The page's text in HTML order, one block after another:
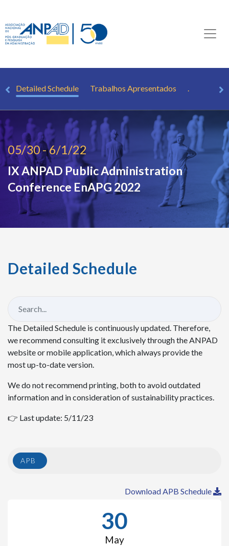
Detailed Schedule Trabalhos Apresentados .
05/30 - 6/1/22
IX ANPAD Public Administration
Conference EnAPG 2022
Detailed Schedule
The Detailed Schedule is continuously updated. Therefore,
we recommend consulting it exclusively through the ANPAD
website or mobile application, which always provide the
most up-to-date version.
We do not recommend printing, both to avoid outdated
information and in consideration of sustainability practices.
👉 Last update: 5/11/23
APB
Download APB Schedule
30
May